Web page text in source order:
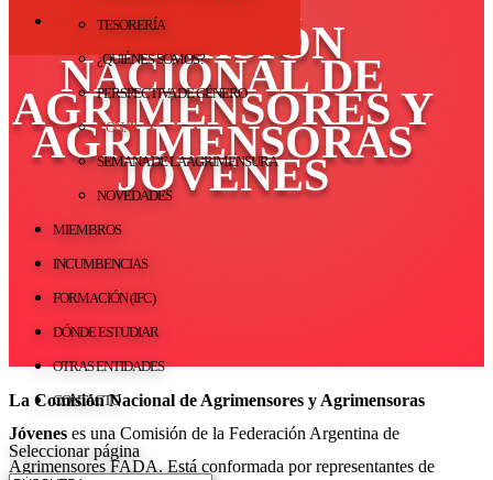
InstagramTESORERÍA
¿QUIÉNES SOMOS?
PERSPECTIVA DE GÉNERO
CONAJ
SEMANA DE LA AGRIMENSURA
NOVEDADES
MIEMBROS
INCUMBENCIAS
FORMACIÓN (IFC)
DÓNDE ESTUDIAR
OTRAS ENTIDADES
CONTACTO
Seleccionar página
COMISIÓN
NACIONAL DE
AGRIMENSORES Y
AGRIMENSORAS
JÓVENES
La Comisión Nacional de Agrimensores y Agrimensoras
Jóvenes es una Comisión de la Federación Argentina de
Agrimensores FADA. Está conformada por representantes de